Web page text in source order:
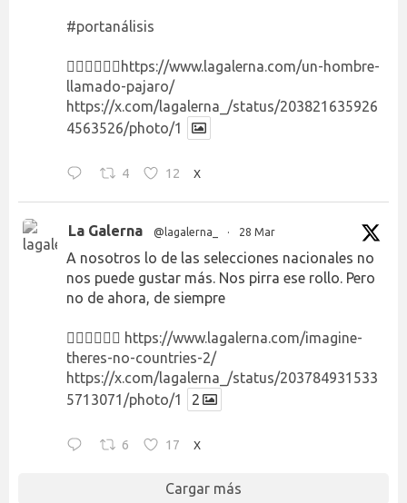
#portanálisis
👉🏻👉🏻👉🏻 https://www.lagalerna.com/un-hombre-
llamado-pajaro/
https://x.com/lagalerna_/status/203821635926
4563526/photo/1
4 12 X
La Galerna @lagalerna_ · 28 Mar
A nosotros lo de las selecciones nacionales no
nos puede gustar más. Nos pirra ese rollo. Pero
no de ahora, de siempre
👉🏻👉🏻👉🏻 https://www.lagalerna.com/imagine-
theres-no-countries-2/
https://x.com/lagalerna_/status/203784931533
5713071/photo/1
2
6 17 X
Cargar más